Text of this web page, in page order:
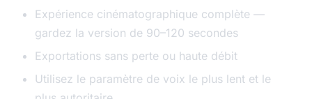
Expérience cinématographique complète —
gardez la version de 90–120 secondes
Exportations sans perte ou haute débit
Utilisez le paramètre de voix le plus lent et le